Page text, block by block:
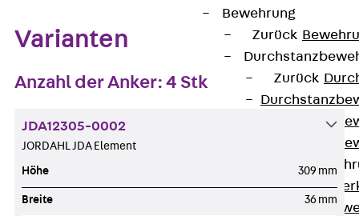
Bewehrung
Zurück
Zurück
Zurück
Varianten
Anzahl der Anker: 4 Stk
JDA12305-0002
JORDAHL JDA Element
Höhe 309 mm
Breite 36 mm